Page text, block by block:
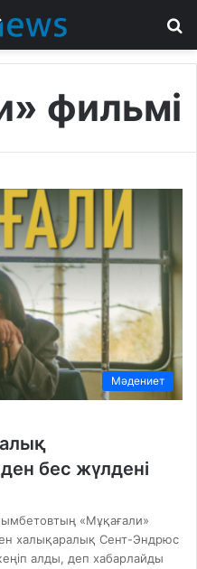
фильмі
Мәдениет
бес жүлдені
«Мұқағали»
халықаралық Сент-Эндрюс
алды, деп хабарлайды